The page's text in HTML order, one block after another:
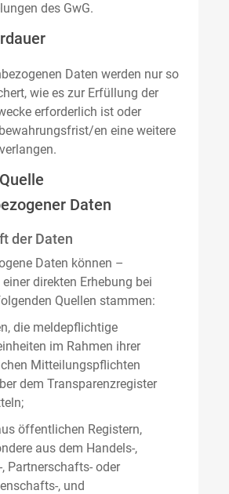
des GwG.
Daten werden nur so
wie es zur Erfüllung der
erforderlich ist oder
en eine weitere
Daten
der Daten
Daten können –
direkten Erhebung bei
Quellen stammen:
die meldepflichtige
im Rahmen ihrer
Mitteilungspflichten
dem Transparenzregister
öffentlichen Registern,
aus dem Handels-,
, Partnerschafts- oder
, und